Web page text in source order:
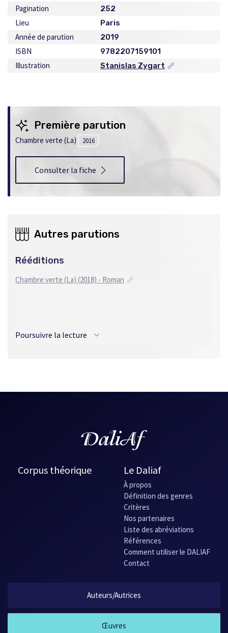
Pagination 252
Lieu Paris
Année de parution 2019
ISBN 9782207159101
Illustration Stanislas Zygart
Ce
une
fenêtre
Première parution
Chambre verte (La) 2016
Consulter la fiche
Autres parutions
Rééditions
Chambre verte (La) (2018) - Roman
Poursuivre la lecture
Corpus théorique Le Daliaf
À propos
Définition des genres
Critères
Nos partenaires
Liste des abréviations
Références
Comment utiliser le DALIAF
Contact
Auteurs/Autrices
Œuvres